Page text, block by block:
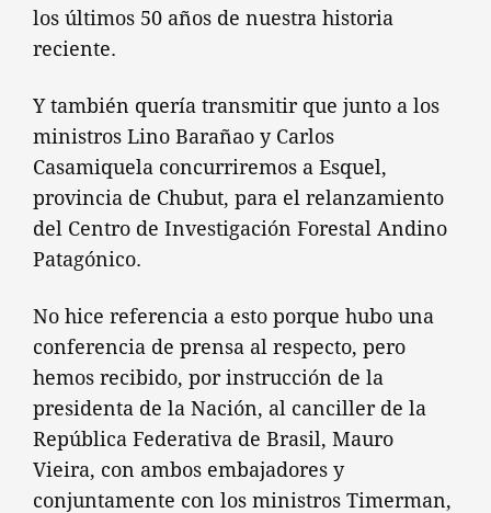
los últimos 50 años de nuestra historia
reciente.
Y también quería transmitir que junto a los
ministros Lino Barañao y Carlos
Casamiquela concurriremos a Esquel,
provincia de Chubut, para el relanzamiento
del Centro de Investigación Forestal Andino
Patagónico.
No hice referencia a esto porque hubo una
conferencia de prensa al respecto, pero
hemos recibido, por instrucción de la
presidenta de la Nación, al canciller de la
República Federativa de Brasil, Mauro
Vieira, con ambos embajadores y
conjuntamente con los ministros Timerman,